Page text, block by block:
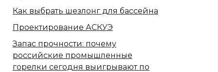
Как выбрать шезлонг для бассейна
Проектирование АСКУЭ
Запас прочности: почему
российские промышленные
горелки сегодня выигрывают по